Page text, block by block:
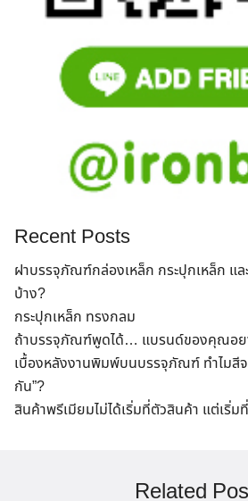
Recent Posts
ฝาบรรจุภัณฑ์กล่องเหล็ก กระปุกเหล็ก แล
บ้าง?
กระปุกเหล็ก ทรงกลม
ถ้าบรรจุภัณฑ์พูดได้… แบรนด์ของคุณอย
เบื้องหลังงานพิมพ์บนบรรจุภัณฑ์ ทำไมสีจ
กัน”?
สินค้าพรีเมียมไม่ได้เริ่มที่ตัวสินค้า แต่เริ่ม
Related